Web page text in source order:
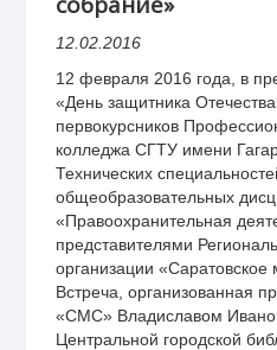
12.02.2016
12 февраля 2016 года, в
«День защитника
первокурсников
колледжа СГТУ имени
Технических
общеобразовательных
«Правоохранительная
представителями
организации «Саратовское
Встреча, организованная
«СМС» Владиславом
Центральной городской